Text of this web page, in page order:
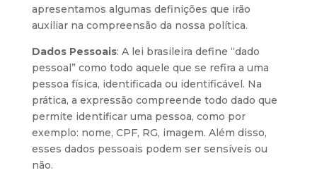
apresentamos algumas definições que irão
auxiliar na compreensão da nossa política.
Dados Pessoais: A lei brasileira define “dado
pessoal” como todo aquele que se refira a uma
pessoa física, identificada ou identificável. Na
prática, a expressão compreende todo dado que
permite identificar uma pessoa, como por
exemplo: nome, CPF, RG, imagem. Além disso,
esses dados pessoais podem ser sensíveis ou
não.